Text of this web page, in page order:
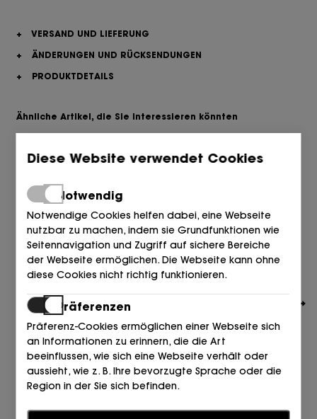
+
VERSAND UND LIEFERUNG
+
ÄNDERUNGEN UND RÜCKSENDUNGEN
+
PRODUKTDETAILS
Ähnliche Artikel, die Sie interessieren könnten
TOMMY HILFIGER
99,90
Diese Website verwendet Cookies
Notwendig
Notwendige Cookies helfen dabei, eine Webseite
nutzbar zu machen, indem sie Grundfunktionen wie
Seitennavigation und Zugriff auf sichere Bereiche
der Webseite ermöglichen. Die Webseite kann ohne
diese Cookies nicht richtig funktionieren.
Präferenzen
Präferenz-Cookies ermöglichen einer Webseite sich
an Informationen zu erinnern, die die Art
beeinflussen, wie sich eine Webseite verhält oder
aussieht, wie z. B. Ihre bevorzugte Sprache oder die
Region in der Sie sich befinden.